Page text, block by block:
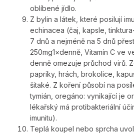
oblíbené jídlo.
Z bylin a látek, které posilují
echinacea (čaj, kapsle,
7 dnů a nejméně na 5 dnů
250mg1×denně, Vitamín C ve
denně omezuje průchod virů.
papriky, hrách, brokolice,
šitaké. Z koření působí na
tymián, oregáno: vynikající je
lékařský má protibakteriální
imunitu).
Teplá koupel nebo sprcha